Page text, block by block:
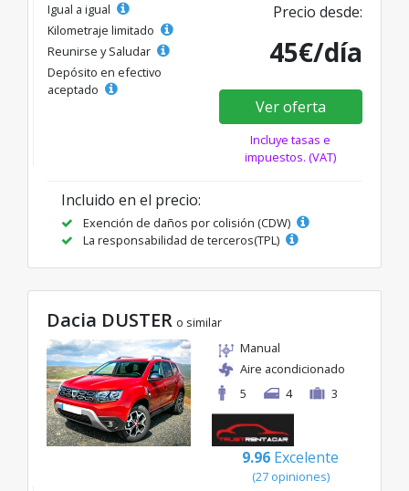
Igual a igual
Kilometraje limitado
Reunirse y Saludar
Depósito en efectivo
aceptado
Precio desde:
45€/día
Ver oferta
Incluye tasas e
impuestos. (VAT)
Incluido en el precio:
Exención de daños por colisión (CDW)
La responsabilidad de terceros(TPL)
Dacia DUSTER o similar
Manual
Aire acondicionado
5
4 3
9.96 Excelente
(27 opiniones)